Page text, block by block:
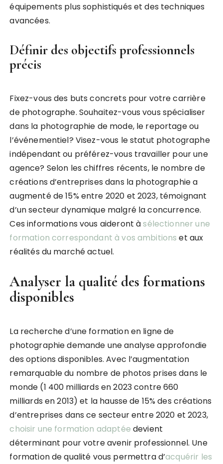
équipements plus sophistiqués et des techniques
avancées.
Définir des objectifs professionnels
précis
Fixez-vous des buts concrets pour votre carrière
de photographe. Souhaitez-vous vous spécialiser
dans la photographie de mode, le reportage ou
l’événementiel? Visez-vous le statut photographe
indépendant ou préférez-vous travailler pour une
agence? Selon les chiffres récents, le nombre de
créations d’entreprises dans la photographie a
augmenté de 15% entre 2020 et 2023, témoignant
d’un secteur dynamique malgré la concurrence.
Ces informations vous aideront àsélectionner une
formation correspondant à vos ambitions et aux
réalités du marché actuel.
Analyser la qualité des formations
disponibles
La recherche d’une formation en ligne de
photographie demande une analyse approfondie
des options disponibles. Avec l’augmentation
remarquable du nombre de photos prises dans le
monde (1 400 milliards en 2023 contre 660
milliards en 2013) et la hausse de 15% des créations
d’entreprises dans ce secteur entre 2020 et 2023,
choisir une formation adaptée devient
déterminant pour votre avenir professionnel. Une
formation de qualité vous permettra d’acquérir les